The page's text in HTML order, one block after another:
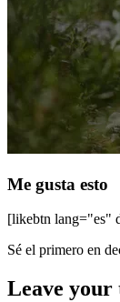
Me gusta esto
[likebtn lang="es"
Sé el primero en
Leave your